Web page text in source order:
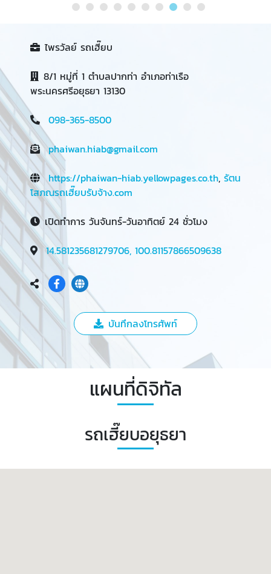
ไพรวัลย์ รถเฮี๊ยบ
8/1 หมู่ที่ 1 ตำบลปากท่า อำเภอท่าเรือ
พระนครศรีอยุธยา 13130
098-365-8500
phaiwan.hiab@gmail.com
https://phaiwan-hiab.yellowpages.co.th, รัตน
โสภณรถเฮี๊ยบรับจ้าง.com
เปิดทำการ วันจันทร์-วันอาทิตย์ 24 ชั่วโมง
14.581235681279706, 100.81157866509638
บันทึกลงโทรศัพท์
แผนที่ดิจิทัล
รถเฮี๊ยบอยุธยา